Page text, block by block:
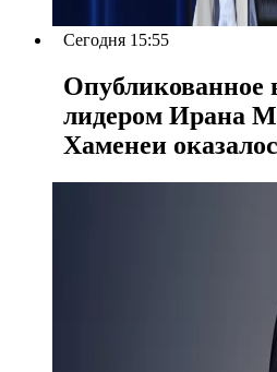
Сегодня 15:55
Опубликованное
лидером Ирана
Хаменеи